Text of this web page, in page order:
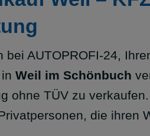
bei AUTOPROFI-24,
Weil im Schönbuch
ohne TÜV zu
die ihren